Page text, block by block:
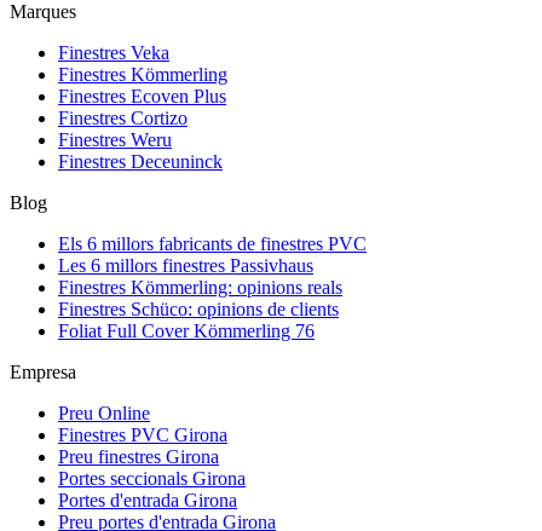
Marques
Finestres Veka
Finestres Kömmerling
Finestres Ecoven Plus
Finestres Cortizo
Finestres Weru
Finestres Deceuninck
Blog
Els 6 millors fabricants de finestres PVC
Les 6 millors finestres Passivhaus
Finestres Kömmerling: opinions reals
Finestres Schüco: opinions de clients
Foliat Full Cover Kömmerling 76
Empresa
Preu Online
Finestres PVC Girona
Preu finestres Girona
Portes seccionals Girona
Portes d'entrada Girona
Preu portes d'entrada Girona